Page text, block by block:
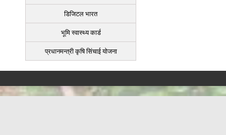
डिजिटल भारत
भूमि स्वास्थ्य कार्ड
प्रधानमन्त्री कृषि सिंचाई योजना